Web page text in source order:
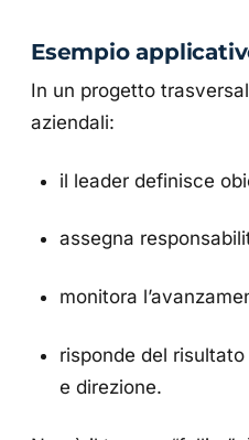
Esempio
In un progetto
aziendali:
il leader definisce
assegna
monitora
risponde del
e direzione.